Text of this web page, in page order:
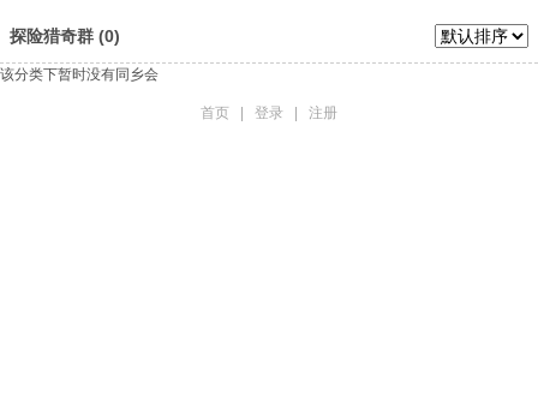
探险猎奇群 (0)
该分类下暂时没有同乡会
首页 登录 注册